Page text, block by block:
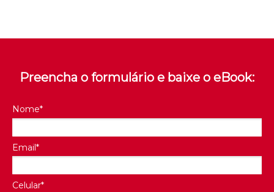
Preencha o formulário e baixe o eBook:
Nome*
Email*
Celular*